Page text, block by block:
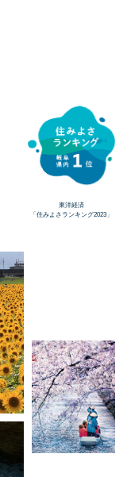
東洋経済
「住みよさランキング2023」